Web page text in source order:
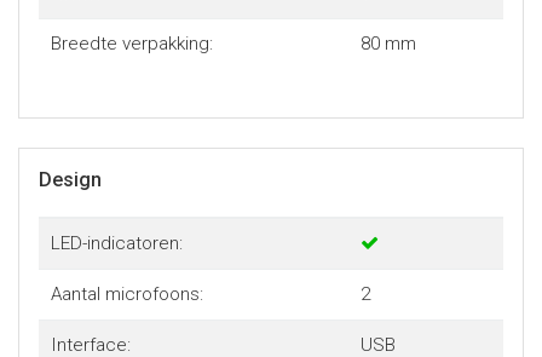
Breedte verpakking: 80 mm
Design
LED-indicatoren:
Aantal microfoons: 2
Interface: USB